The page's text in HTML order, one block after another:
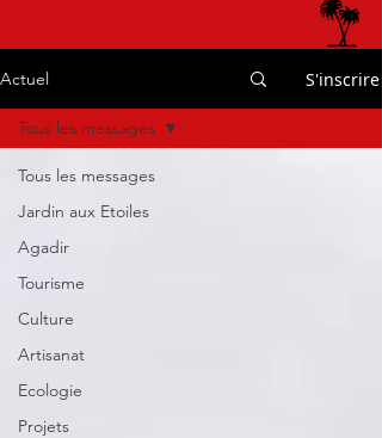
Actuel S'inscrire
Tous les messages
Jardin aux Etoiles
Agadir
Tourisme
Culture
Artisanat
Ecologie
Projets
Tous les messages